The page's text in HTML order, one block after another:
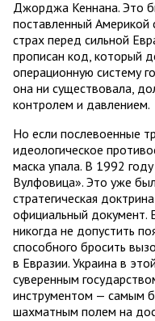
Джорджа Кеннана. Это
поставленный Америкой
страх перед сильной
прописан код, который
операционную систему
она ни существовала,
контролем и давлением.
Но если послевоенные
идеологическое
маска упала. В 1992
Вулфовица». Это уже
стратегическая
официальный документ.
никогда не допустить
способного бросить
в Евразии. Украина в
суверенным
инструментом — самым
шахматным полем на